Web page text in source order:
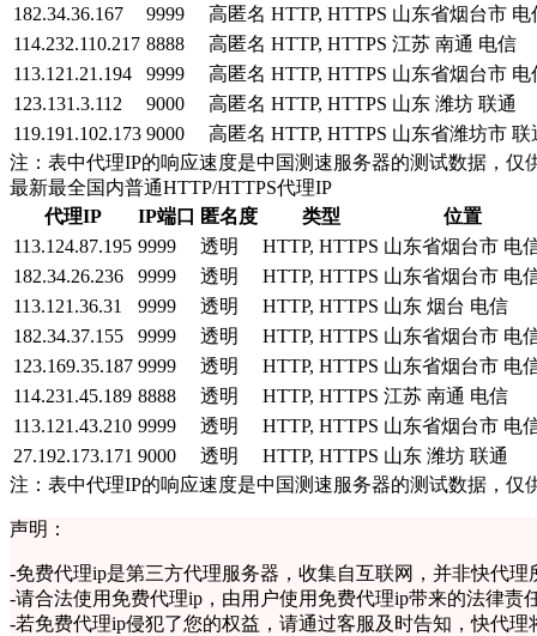
182.34.36.167
9999 高匿名 HTTP, HTTPS 山东省烟台市 电
114.232.110.217 8888 高匿名 HTTP, HTTPS 江苏 南通 电信
113.121.21.194
9999 高匿名 HTTP, HTTPS 山东省烟台市 电
123.131.3.112
9000 高匿名 HTTP, HTTPS 山东 潍坊 联通
119.191.102.173 9000 高匿名 HTTP, HTTPS 山东省潍坊市 联
注：表中代理IP的响应速度是中国测速服务器的测试数据，
最新最全国内普通HTTP/HTTPS代理IP
代理IP
IP端口 匿名度 类型
位置
113.124.87.195 9999 透明 HTTP, HTTPS 山东省烟台市 电
182.34.26.236
9999 透明 HTTP, HTTPS 山东省烟台市 电
113.121.36.31
9999 透明 HTTP, HTTPS 山东 烟台 电信
182.34.37.155
9999 透明 HTTP, HTTPS 山东省烟台市 电
123.169.35.187 9999 透明 HTTP, HTTPS 山东省烟台市 电
114.231.45.189 8888 透明 HTTP, HTTPS 江苏 南通 电信
113.121.43.210 9999 透明 HTTP, HTTPS 山东省烟台市 电
27.192.173.171 9000 透明 HTTP, HTTPS 山东 潍坊 联通
注：表中代理IP的响应速度是中国测速服务器的测试数据，
声明：
-免费代理ip是第三方代理服务器，收集自互联网，并非快代
-请合法使用免费代理ip，由用户使用免费代理ip带来的法律责
-若免费代理ip侵犯了您的权益，请通过客服及时告知，快代理